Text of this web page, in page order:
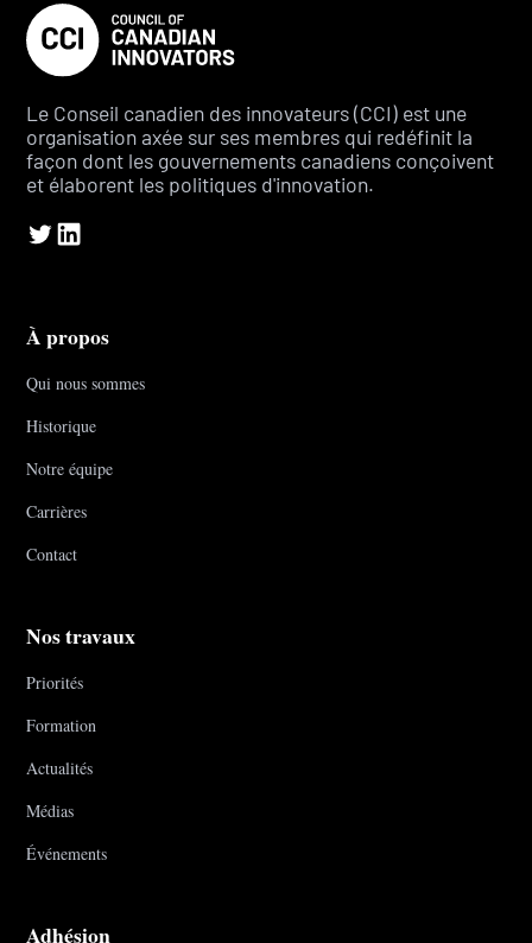
Le Conseil canadien des innovateurs (CCI) est une
organisation axée sur ses membres qui redéfinit la
façon dont les gouvernements canadiens conçoivent
et élaborent les politiques d'innovation.
À propos
Qui nous sommes
Historique
Notre équipe
Carrières
Contact
Nos travaux
Priorités
Formation
Actualités
Médias
Événements
Adhésion